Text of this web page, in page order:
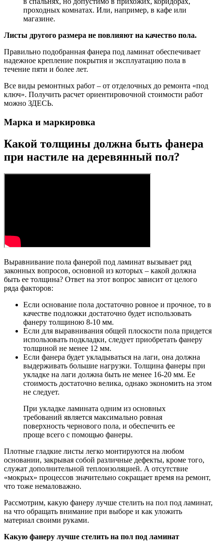
проходных комнатах. Или, например, в кафе или
магазине.
Листы другого размера не повлияют на качество пола.
Правильно подобранная фанера под ламинат обеспечивает
надежное крепление покрытия и эксплуатацию пола в
течение пяти и более лет.
Все виды ремонтных работ – от отделочных до ремонта «под
ключ». Получить расчет ориентировочной стоимости работ
можно ЗДЕСЬ.
Марка и маркировка
Какой толщины должна быть фанера
при настиле на деревянный пол?
Выравнивание пола фанерой под ламинат вызывает ряд
законных вопросов, основной из которых – какой должна
быть ее толщина? Ответ на этот вопрос зависит от целого
ряда факторов:
Если основание пола достаточно ровное и прочное, то в
качестве подложки достаточно будет использовать
фанеру толщиною 8-10 мм.
Если для выравнивания общей плоскости пола придется
использовать подкладки, следует приобретать фанеру
толщиной не менее 12 мм.
Если фанера будет укладываться на лаги, она должна
выдерживать большие нагрузки. Толщина фанеры при
укладке на лаги должна быть не менее 16-20 мм. Ее
стоимость достаточно велика, однако экономить на этом
не следует.
При укладке ламината одним из основных
требований является максимально ровная
поверхность чернового пола, и обеспечить ее
проще всего с помощью фанеры.
Плотные гладкие листы легко монтируются на любом
основании, закрывая собой различные дефекты, кроме того,
служат дополнительной теплоизоляцией. А отсутствие
«мокрых» процессов значительно сокращает время на ремонт,
что тоже немаловажно.
Рассмотрим, какую фанеру лучше стелить на пол под ламинат,
на что обращать внимание при выборе и как уложить
материал своими руками.
Какую фанеру лучше стелить на пол под ламинат